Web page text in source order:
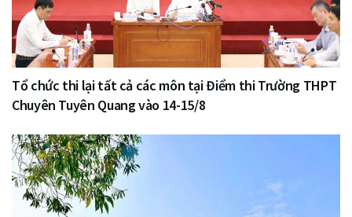
Tổ chức thi lại tất cả các môn tại Điểm thi Trường THPT
Chuyên Tuyên Quang vào 14-15/8